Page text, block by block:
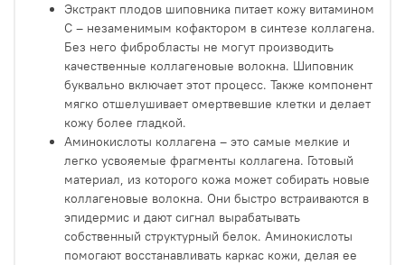
Экстракт плодов шиповника питает кожу витамином
С – незаменимым кофактором в синтезе коллагена.
Без него фибробласты не могут производить
качественные коллагеновые волокна. Шиповник
буквально включает этот процесс. Также компонент
мягко отшелушивает омертвевшие клетки и делает
кожу более гладкой.
Аминокислоты коллагена – это самые мелкие и
легко усвояемые фрагменты коллагена. Готовый
материал, из которого кожа может собирать новые
коллагеновые волокна. Они быстро встраиваются в
эпидермис и дают сигнал вырабатывать
собственный структурный белок. Аминокислоты
помогают восстанавливать каркас кожи, делая ее